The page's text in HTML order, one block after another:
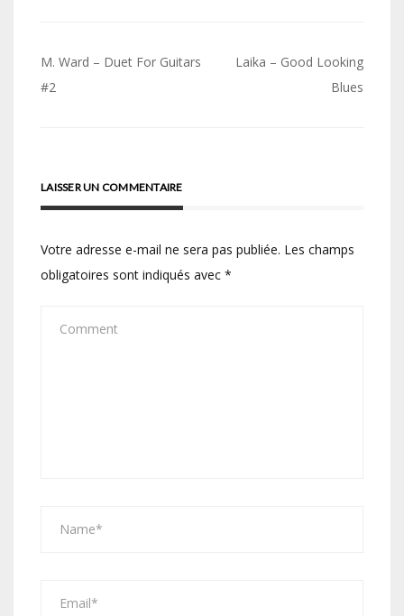
Navigation
de
M. Ward – Duet For Guitars
#2
Laika – Good Looking
Blues
LAISSER UN COMMENTAIRE
Votre adresse e-mail ne sera pas publiée. Les champs
obligatoires sont indiqués avec *